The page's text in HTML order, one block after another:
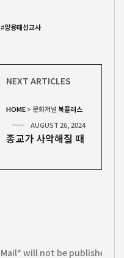
#양용태선교사
NEXT ARTICLES
HOME>문화저널 북플러스
AUGUST 26, 2024
종교가 사악해질 때